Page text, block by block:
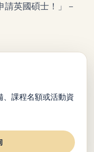
請英國碩士！」－
、課程名額或活動資